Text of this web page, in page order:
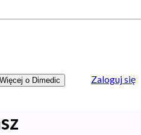
Więcej o Dimedic Zaloguj się